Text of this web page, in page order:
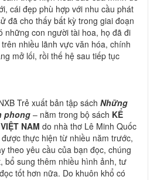
cái đẹp phù hợp với nhu cầu phát
đã cho thấy bất kỳ trong giai đoạn
những con người tài hoa, họ đã đi
nhiều lãnh vực văn hóa, chính
mở lối, rồi thế hệ sau tiếp tục
Trẻ xuất bản tập sách Những
phong – nằm trong bộ sách KỂ
NAM do nhà thơ Lê Minh Quốc
thực hiện từ nhiều năm trước,
theo yêu cầu của bạn đọc, chúng
bổ sung thêm nhiều hình ảnh, tư
tốt hơn nữa. Do khuôn khổ có